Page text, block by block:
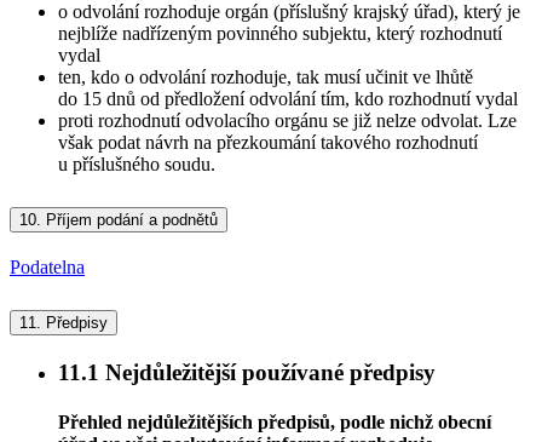
o odvolání rozhoduje orgán (příslušný krajský úřad), který je
nejblíže nadřízeným povinného subjektu, který rozhodnutí
vydal
ten, kdo o odvolání rozhoduje, tak musí učinit ve lhůtě
do 15 dnů od předložení odvolání tím, kdo rozhodnutí vydal
proti rozhodnutí odvolacího orgánu se již nelze odvolat. Lze
však podat návrh na přezkoumání takového rozhodnutí
u příslušného soudu.
10. Příjem podání a podnětů
Podatelna
11. Předpisy
11.1 Nejdůležitější používané předpisy
Přehled nejdůležitějších předpisů, podle nichž obecní